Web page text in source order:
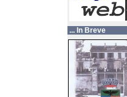
... In Breve